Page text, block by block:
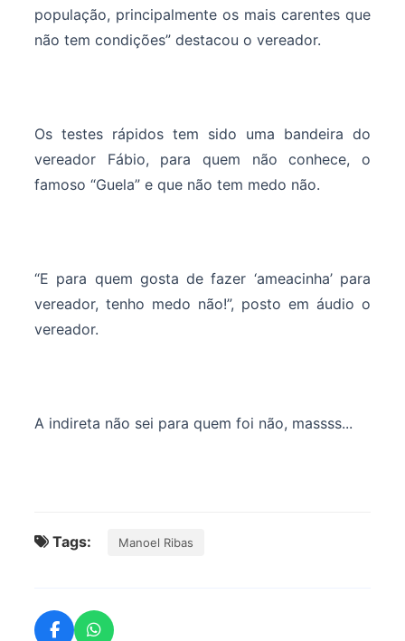
população, principalmente os mais carentes que
não tem condições” destacou o vereador.
Os testes rápidos tem sido uma bandeira do
vereador Fábio, para quem não conhece, o
famoso “Guela” e que não tem medo não.
“E para quem gosta de fazer ‘ameacinha’ para
vereador, tenho medo não!”, posto em áudio o
vereador.
A indireta não sei para quem foi não, massss...
Tags: Manoel Ribas